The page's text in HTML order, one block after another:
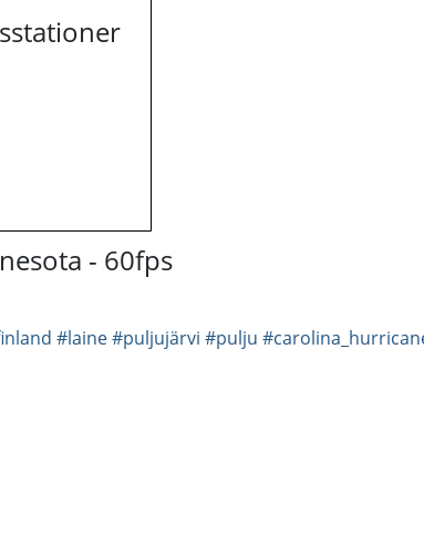
- 60fps
#laine#puljujärvi #pulju